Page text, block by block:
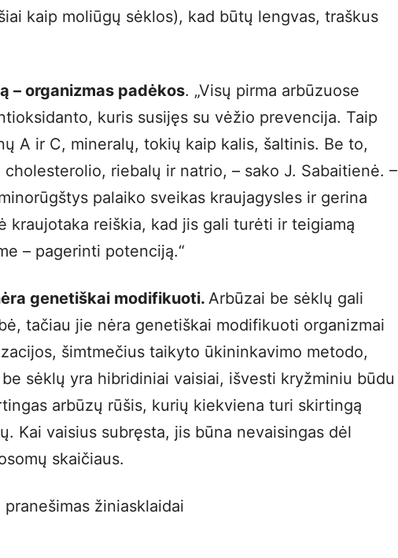
kaip moliūgų sėklos), kad būtų lengvas, traškus
– organizmas padėkos. „Visų pirma arbūzuose
kuris susijęs su vėžio prevencija. Taip
A ir C, mineralų, tokių kaip kalis, šaltinis. Be to,
riebalų ir natrio, – sako J. Sabaitienė. –
palaiko sveikas kraujagysles ir gerina
kraujotaka reiškia, kad jis gali turėti ir teigiamą
– pagerinti potenciją.“
genetiškai modifikuoti. Arbūzai be sėklų gali
tačiau jie nėra genetiškai modifikuoti organizmai
šimtmečius taikyto ūkininkavimo metodo,
sėklų yra hibridiniai vaisiai, išvesti kryžminiu būdu
arbūzų rūšis, kurių kiekviena turi skirtingą
Kai vaisius subręsta, jis būna nevaisingas dėl
skaičiaus.
žiniasklaidai